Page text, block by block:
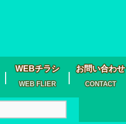
WEBチラシ
WEB FLIER
お問い合わせ
CONTACT